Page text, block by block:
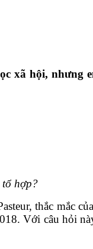
xã hội, nhưng
hợp?
thắc mắc
Với câu hỏi